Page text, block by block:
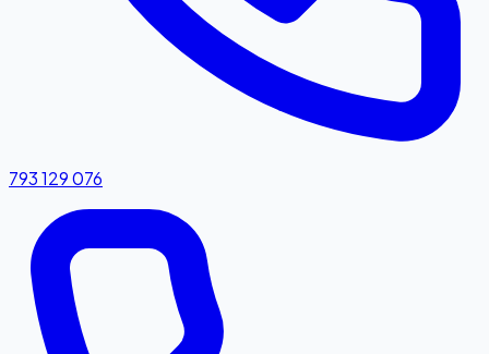
793 129 076